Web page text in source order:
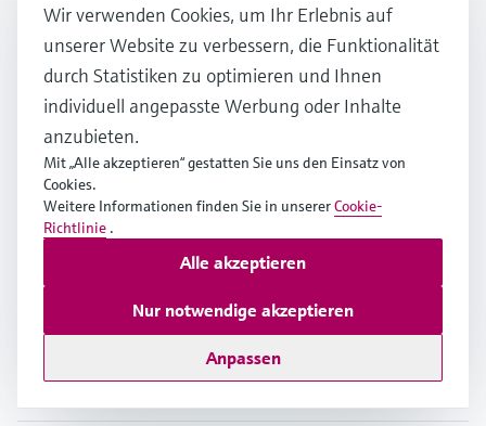
gewissen Druckabfall
Eingeschränkte Verwendbarkeit bei hohem
Gasgehalt der Flüssigkeit und bei mehrphasigen
Flüssigkeiten
Häufig gestellte Fragen zu
Coriolis-
Massendurchflussmessgeräten
Wir verwenden Cookies, um Ihr Erlebnis auf
unserer Website zu verbessern, die Funktionalität
durch Statistiken zu optimieren und Ihnen
individuell angepasste Werbung oder Inhalte
anzubieten.
Mit „Alle akzeptieren“ gestatten Sie uns den Einsatz von
Cookies.
Weitere Informationen finden Sie in unsererCookie-
Richtlinie .
Anpassen
Nur notwendige akzeptieren
Alle akzeptieren